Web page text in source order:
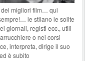
dei migliori film… qui
le stilano le solite
giornali, registi ecc., utili
o nei corsi
interpreta, dirige il suo
è subito